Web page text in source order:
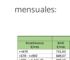
mensuales: